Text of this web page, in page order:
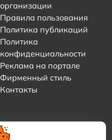
организации
Правила пользования
Политика публикаций
Политика
конфиденциальности
Реклама на портале
Фирменный стиль
Контакты